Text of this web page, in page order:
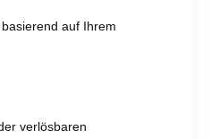
auf Ihrem
verlösbaren